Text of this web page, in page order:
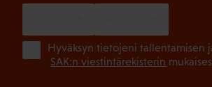
Hyväksyn tietojeni tallentamisen
SAK:n viestintärekisterin